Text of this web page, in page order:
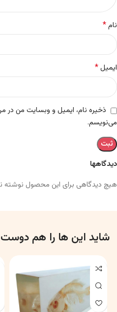
دیدگاهها
هیچ دیدگاهی برای این محصول
نام*
ایمیل*
ذخیره نام، ایمیل و وبسایت من در
می‌نویسم.
شاید این ها را هم